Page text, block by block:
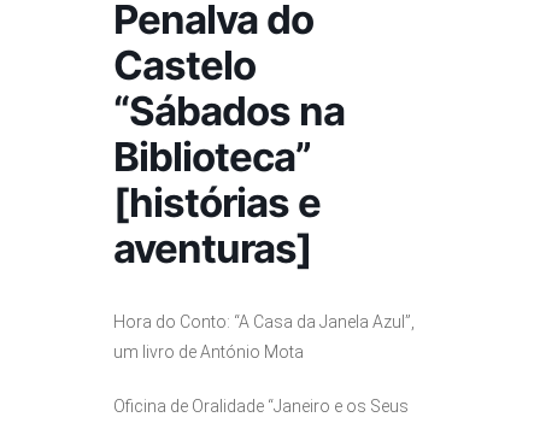
Penalva do
Castelo
“Sábados na
Biblioteca”
[histórias e
aventuras]
Hora do Conto: “A Casa da Janela Azul”,
um livro de António Mota
Oficina de Oralidade “Janeiro e os Seus